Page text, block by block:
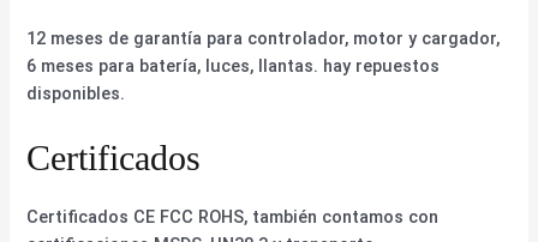
12 meses de garantía para controlador, motor y cargador,
6 meses para batería, luces, llantas. hay repuestos
disponibles.
Certificados
Certificados CE FCC ROHS, también contamos con